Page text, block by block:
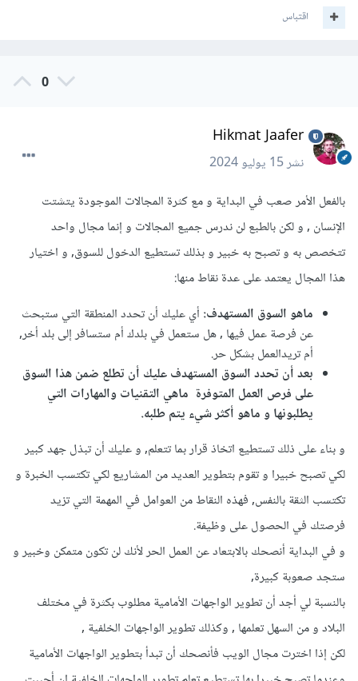
اقتباس
0
Hikmat Jaafer
نشر15 يوليو 2024
بالفعل الأمر صعب في البداية و مع كثرة المجالات الموجودة يتشتت
الإنسان , و لكن بالطبع لن ندرس جميع المجالات و إنما مجال واحد
تتخصص به و تصبح به خبير و بذلك تستطيع الدخول للسوق, و اختيار
هذا المجال يعتمد على عدة نقاط منها:
ماهو السوق المستهدف: أي عليك أن تحدد المنطقة التي ستبحث
عن فرصة عمل فيها , هل ستعمل في بلدك أم ستسافر إلى بلد أخر,
أم تريدالعمل بشكل حر.
بعد أن تحدد السوق المستهدف عليك أن تطلع ضمن هذا السوق
على فرص العمل المتوفرة ماهي التقنيات والمهارات التي
يطلبونها و ماهو أكثر شيء يتم طلبه.
و بناء على ذلك تستطيع اتخاذ قرار بما تتعلم, و عليك أن تبذل جهد كبير
لكي تصبح خبيرا و تقوم بتطوير العديد من المشاريع لكي تكتسب الخبرة و
تكتسب الثقة بالنفس, فهذه النقاط من العوامل في المهمة التي تزيد
فرصتك في الحصول على وظيفة.
و في البداية أنصحك بالابتعاد عن العمل الحر لأنك لن تكون متمكن وخبير و
ستجد صعوبة كبيرة,
بالنسبة لي أجد أن تطوير الواجهات الأمامية مطلوب بكثرة في مختلف
البلاد و من السهل تعلمها , وكذلك تطوير الواجهات الخلفية ,
لكن إذا اخترت مجال الويب فأنصحك أن تبدأ بتطوير الواجهات الأمامية